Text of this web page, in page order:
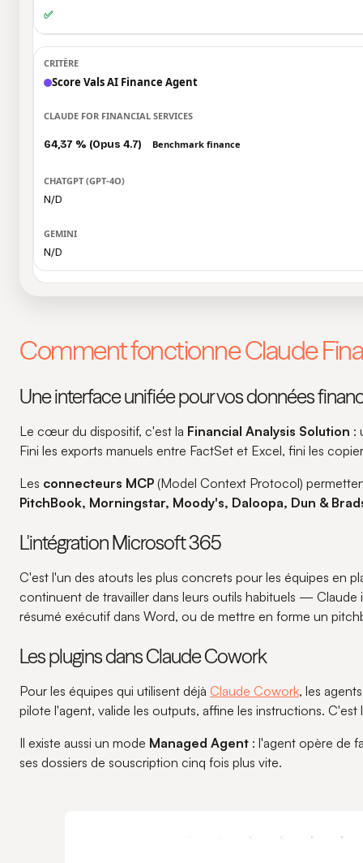
✅
Score Vals AI Finance Agent
64,37 % (Opus 4.7) Benchmark finance
N/D
N/D
Comment fonctionne Claude
Une interface unifiée pour vos données
Le cœur du dispositif, c'est la Financial Analysis Solution :
Fini les exports manuels entre FactSet et Excel, fini les
Les connecteurs MCP (Model Context Protocol)
PitchBook, Morningstar, Moody's, Daloopa, Dun &
L'intégration Microsoft 365
C'est l'un des atouts les plus concrets pour les équipes en
continuent de travailler dans leurs outils habituels —
résumé exécutif dans Word, ou de mettre en forme un
Les plugins dans Claude Cowork
Pour les équipes qui utilisent déjà Claude Cowork, les
pilote l'agent, valide les outputs, affine les instructions.
Il existe aussi un mode Managed Agent : l'agent opère de
ses dossiers de souscription cinq fois plus vite.